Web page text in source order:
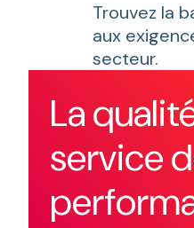
Trouvez la
aux
secteur.
La
service